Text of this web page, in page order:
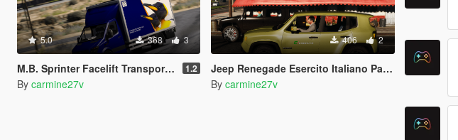
5.0 368 3
M.B. Sprinter Facelift Transporter - Transport of COVID19 Vaccines Paintjob 1.2
By carmine27v
406 2
Jeep Renegade Esercito Italiano Paintjob
By carmine27v